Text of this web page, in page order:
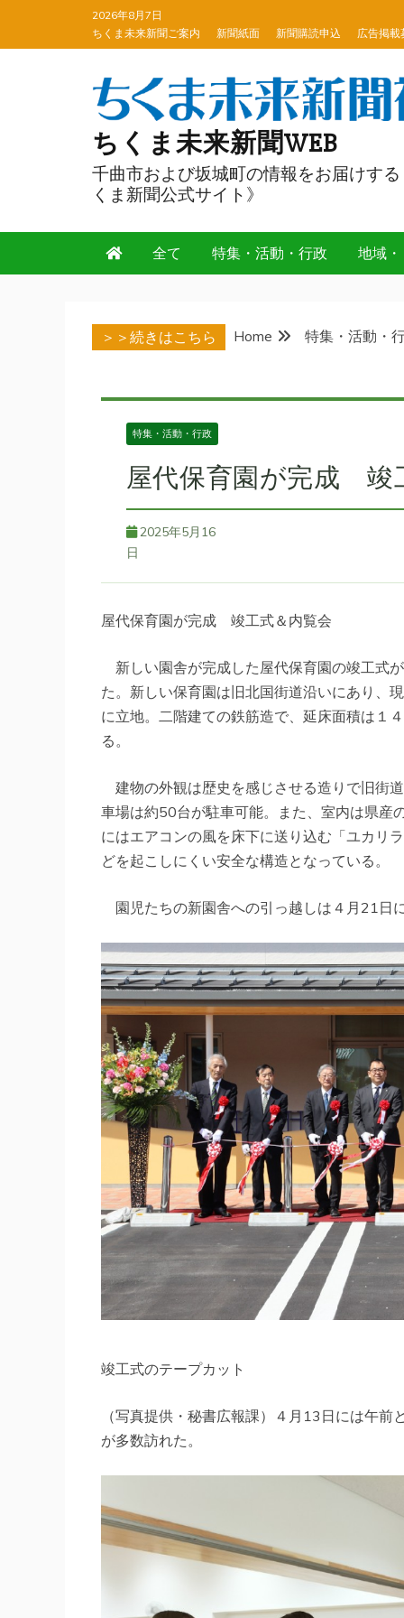
2026年8月7日
ちくま未来新聞ご案内
新聞紙面 新聞購読申込 広告掲載
ちくま未来新聞WEB
千曲市および坂城町の情報をお届けす
くま新聞公式サイト》
全て 特集・活動・行政 地域
＞＞続きはこちら Home 特集・活動・
特集・活動・行政
屋代保育園が完成 竣
2025年5月16
日
屋代保育園が完成 竣工式＆内覧会
新しい園舎が完成した屋代保育園の竣工式
た。新しい保育園は旧北国街道沿いにあり、
に立地。二階建ての鉄筋造で、延床面積は１
る。
建物の外観は歴史を感じさせる造りで旧街
車場は約50台が駐車可能。また、室内は県産
にはエアコンの風を床下に送り込む「ユカリ
どを起こしにくい安全な構造となっている。
園児たちの新園舎への引っ越しは４月21日
竣工式のテープカット
（写真提供・秘書広報課）４月13日には午
が多数訪れた。